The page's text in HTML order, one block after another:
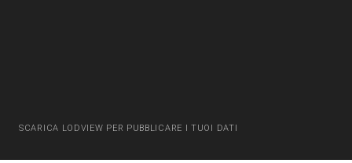
SCARICA LODVIEW PER PUBBLICARE I TUOI DATI